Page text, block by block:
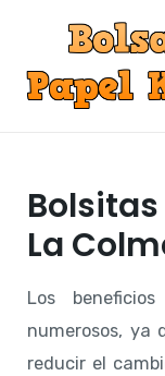
contenido
Bolsitas
La
Los
numerosos, ya
reducir el